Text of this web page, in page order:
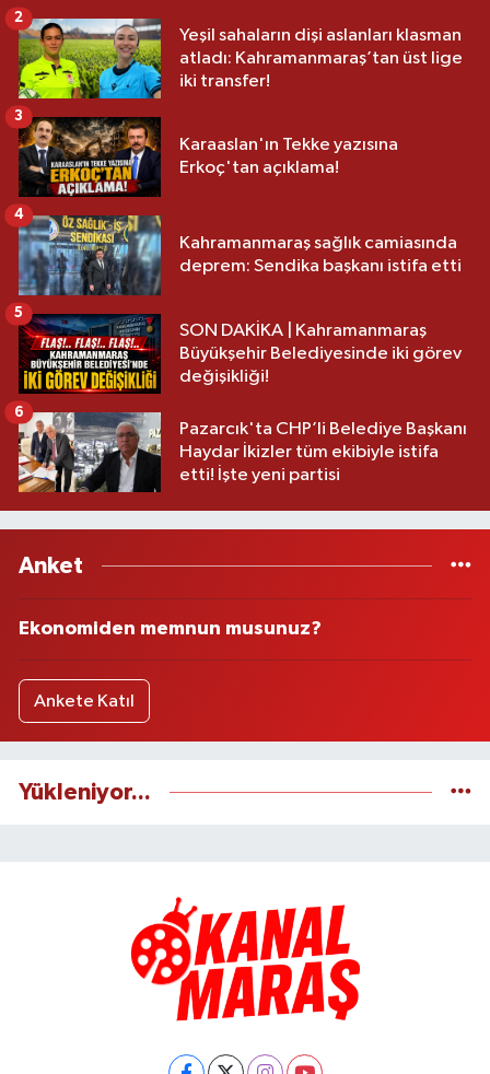
Yeşil sahaların dişi aslanları klasman
atladı: Kahramanmaraş’tan üst lige
iki transfer!
2
Karaaslan'ın Tekke yazısına
Erkoç'tan açıklama!
3
Kahramanmaraş sağlık camiasında
deprem: Sendika başkanı istifa etti
4
SON DAKİKA | Kahramanmaraş
Büyükşehir Belediyesinde iki görev
değişikliği!
5
Pazarcık'ta CHP’li Belediye Başkanı
Haydar İkizler tüm ekibiyle istifa
etti! İşte yeni partisi
6
Anket
Ekonomiden memnun musunuz?
Ankete Katıl
Yükleniyor...